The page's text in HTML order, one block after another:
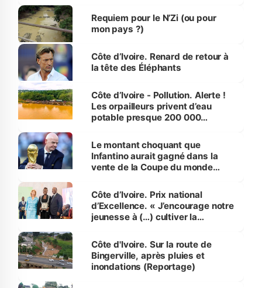
Requiem pour le N’Zi (ou pour
mon pays ?)
Côte d’Ivoire. Renard de retour à
la tête des Éléphants
Côte d’Ivoire - Pollution. Alerte !
Les orpailleurs privent d’eau
potable presque 200 000
Le montant choquant que
Infantino aurait gagné dans la
vente de la Coupe du monde
Côte d’Ivoire. Prix national
d’Excellence. « J’encourage notre
jeunesse à (…) cultiver la
(Alassane Ouattara
Côte d'Ivoire. Sur la route de
Bingerville, après pluies et
inondations (Reportage)